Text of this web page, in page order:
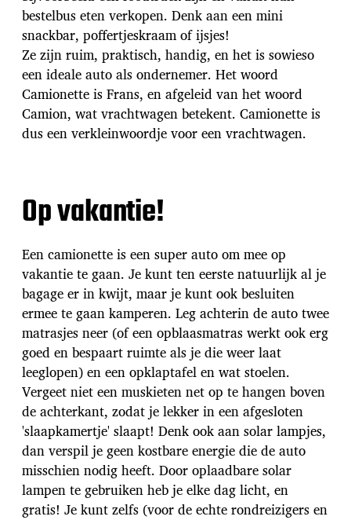
bestelbus eten verkopen. Denk aan een mini
snackbar, poffertjeskraam of ijsjes!
Ze zijn ruim, praktisch, handig, en het is sowieso
een ideale auto als ondernemer. Het woord
Camionette is Frans, en afgeleid van het woord
Camion, wat vrachtwagen betekent. Camionette is
dus een verkleinwoordje voor een vrachtwagen.
Op vakantie!
Een camionette is een super auto om mee op
vakantie te gaan. Je kunt ten eerste natuurlijk al je
bagage er in kwijt, maar je kunt ook besluiten
ermee te gaan kamperen. Leg achterin de auto twee
matrasjes neer (of een opblaasmatras werkt ook erg
goed en bespaart ruimte als je die weer laat
leeglopen) en een opklaptafel en wat stoelen.
Vergeet niet een muskieten net op te hangen boven
de achterkant, zodat je lekker in een afgesloten
'slaapkamertje' slaapt! Denk ook aan solar lampjes,
dan verspil je geen kostbare energie die de auto
misschien nodig heeft. Door oplaadbare solar
lampen te gebruiken heb je elke dag licht, en
gratis! Je kunt zelfs (voor de echte rondreizigers en